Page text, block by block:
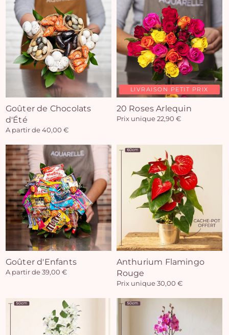
Goûter de Chocolats
d'Été
A partir de 40,00 €
LIVRAISON PETIT PRIX
20 Roses Arlequin
Prix unique 22,90 €
Goûter d'Enfants
A partir de 39,00 €
Anthurium Flamingo
Rouge
Prix unique 30,00 €